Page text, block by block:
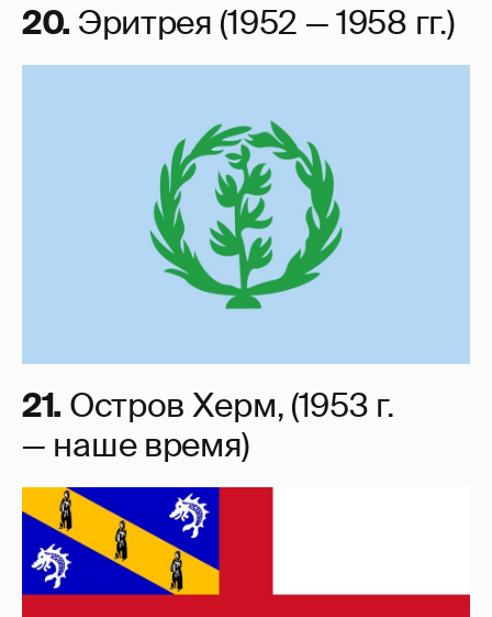
20. Эритрея (1952 — 1958 гг.)
21. Остров Херм, (1953 г.
— наше время)